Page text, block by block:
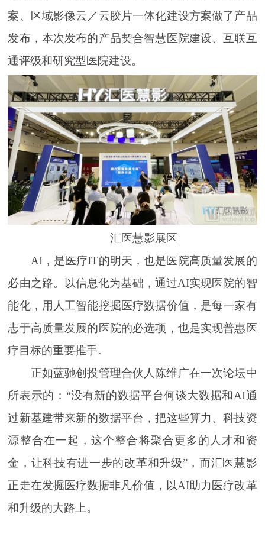
案、区域影像云／云胶片一体化建设方案做了产品
发布，本次发布的产品契合智慧医院建设、互联互
通评级和研究型医院建设。
汇医慧影展区
AI，是医疗IT的明天，也是医院高质量发展的
必由之路。以信息化为基础，通过AI实现医院的智
能化，用人工智能挖掘医疗数据价值，是每一家有
志于高质量发展的医院的必选项，也是实现普惠医
疗目标的重要推手。
正如蓝驰创投管理合伙人陈维广在一次论坛中
所表示的：“没有新的数据平台何谈大数据和AI通
过新基建带来新的数据平台，把这些算力、科技资
源整合在一起，这个整合将聚合更多的人才和资
金，让科技有进一步的改革和升级”，而汇医慧影
正走在发掘医疗数据非凡价值，以AI助力医疗改革
和升级的大路上。